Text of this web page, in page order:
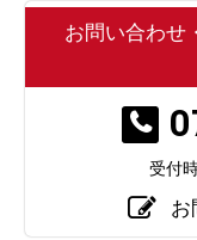
お問い合わせ
受付
お